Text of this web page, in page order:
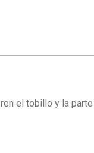
el tobillo y la